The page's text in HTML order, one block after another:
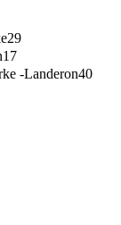
29
17
-Landeron40